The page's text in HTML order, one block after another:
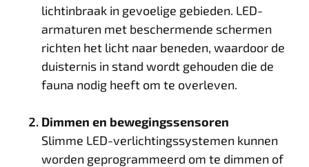
lichtinbraak in gevoelige gebieden. LED-
armaturen met beschermende schermen
richten het licht naar beneden, waardoor de
duisternis in stand wordt gehouden die de
fauna nodig heeft om te overleven.
Dimmen en bewegingssensoren
Slimme LED-verlichtingssystemen kunnen
worden geprogrammeerd om te dimmen of